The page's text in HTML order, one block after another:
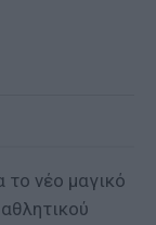
το νέο μαγικό